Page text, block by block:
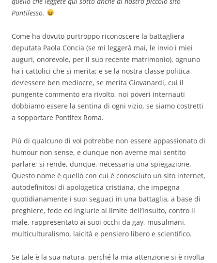
Pontilesso.
Come ha dovuto purtroppo riconoscere la battagliera
deputata Paola Concia (se mi leggerà mai, le invio i miei
auguri, onorevole, per il suo recente matrimonio), ognuno
ha i cattolici che si merita; e se la nostra classe politica
dev’essere ben mediocre, se merita Giovanardi, cui il
pungente commento era rivolto, noi poveri internauti
dobbiamo essere la sentina di ogni vizio, se siamo costretti
a sopportare Pontifex Roma.
Più di qualcuno di voi potrebbe non essere appassionato di
humour non sense, e dunque non averne mai sentito
parlare; si rende, dunque, necessaria una spiegazione.
Questo nome è quello con cui è conosciuto un sito internet,
autodefinitosi di apologetica cristiana, che impegna
quotidianamente i suoi seguaci in una battaglia, a base di
preghiere, fede ed ingiurie al limite dell’insulto, contro il
male, rappresentato ai suoi occhi da gay, musulmani,
multiculturalismo, laicità e pensiero libero e scientifico.
Se tale è la sua natura, perché la mia attenzione si è rivolta